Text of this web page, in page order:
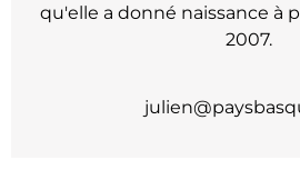
qu'elle a donné naissance à
2007.